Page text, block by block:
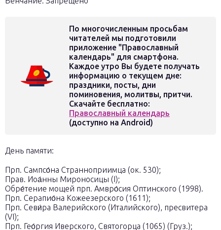
По многочисленным просьбам
читателей мы подготовили
приложение "Православный
календарь" для смартфона.
Каждое утро Вы будете получать
информацию о текущем дне:
праздники, посты, дни
поминовения, молитвы, притчи.
Скачайте бесплатно:
Православный календарь
(доступно на Android)
День памяти:
Прп. Сампсо́на Странноприимца (ок. 530);
Прав. Иоа́нны Мироносицы (I);
Обре́тение мощей прп. Амвро́сия Оптинского (1998).
Прп. Серапио́на Кожеезерского (1611);
Прп. Севи́ра Валерийского (Италийского), пресвитера
(VI);
Прп. Гео́ргия Иверского, Святогорца (1065) (Груз.);